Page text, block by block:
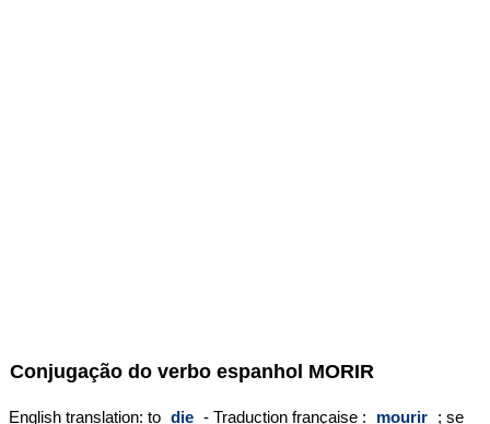
Conjugação do verbo espanhol MORIR
English translation: to die - Traduction française : mourir ; se